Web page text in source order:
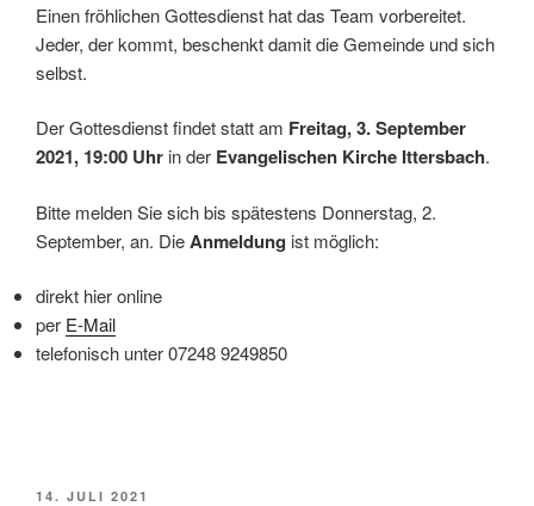
Einen fröhlichen Gottesdienst hat das Team vorbereitet.
Jeder, der kommt, beschenkt damit die Gemeinde und sich
selbst.
Der Gottesdienst findet statt am Freitag, 3. September
2021, 19:00 Uhr in der Evangelischen Kirche Ittersbach.
Bitte melden Sie sich bis spätestens Donnerstag, 2.
September, an. DieAnmeldung ist möglich:
direkt hier online
per E-Mail
telefonisch unter 07248 9249850
VERÖFFENTLICHT
14. JULI 2021